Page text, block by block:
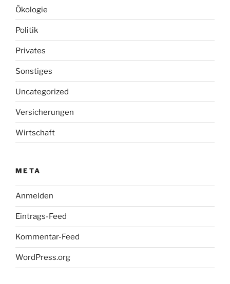
Ökologie
Politik
Privates
Sonstiges
Uncategorized
Versicherungen
Wirtschaft
META
Anmelden
Eintrags-Feed
Kommentar-Feed
WordPress.org